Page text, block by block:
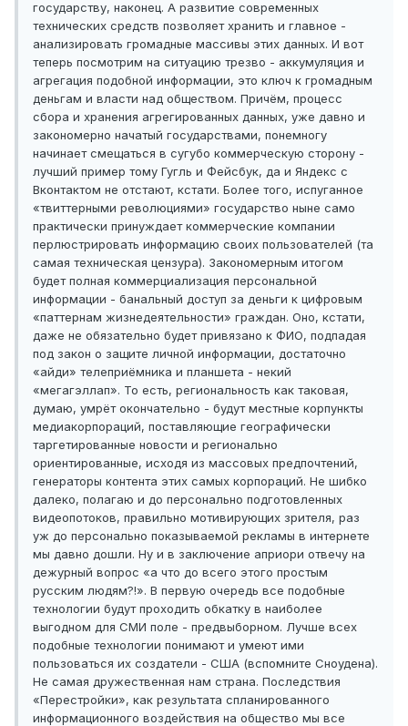
государству, наконец. А развитие современных
технических средств позволяет хранить и главное -
анализировать громадные массивы этих данных. И вот
теперь посмотрим на ситуацию трезво - аккумуляция и
агрегация подобной информации, это ключ к громадным
деньгам и власти над обществом. Причём, процесс
сбора и хранения агрегированных данных, уже давно и
закономерно начатый государствами, понемногу
начинает смещаться в сугубо коммерческую сторону -
лучший пример тому Гугль и Фейсбук, да и Яндекс с
Вконтактом не отстают, кстати. Более того, испуганное
«твиттерными революциями» государство ныне само
практически принуждает коммерческие компании
перлюстрировать информацию своих пользователей (та
самая техническая цензура). Закономерным итогом
будет полная коммерциализация персональной
информации - банальный доступ за деньги к цифровым
«паттернам жизнедеятельности» граждан. Оно, кстати,
даже не обязательно будет привязано к ФИО, подпадая
под закон о защите личной информации, достаточно
«айди» телеприёмника и планшета - некий
«мегагэллап». То есть, региональность как таковая,
думаю, умрёт окончательно - будут местные корпункты
медиакорпораций, поставляющие географически
таргетированные новости и регионально
ориентированные, исходя из массовых предпочтений,
генераторы контента этих самых корпораций. Не шибко
далеко, полагаю и до персонально подготовленных
видеопотоков, правильно мотивирующих зрителя, раз
уж до персонально показываемой рекламы в интернете
мы давно дошли. Ну и в заключение априори отвечу на
дежурный вопрос «а что до всего этого простым
русским людям?!». В первую очередь все подобные
технологии будут проходить обкатку в наиболее
выгодном для СМИ поле - предвыборном. Лучше всех
подобные технологии понимают и умеют ими
пользоваться их создатели - США (вспомните Сноудена).
Не самая дружественная нам страна. Последствия
«Перестройки», как результата спланированного
информационного воздействия на общество мы все